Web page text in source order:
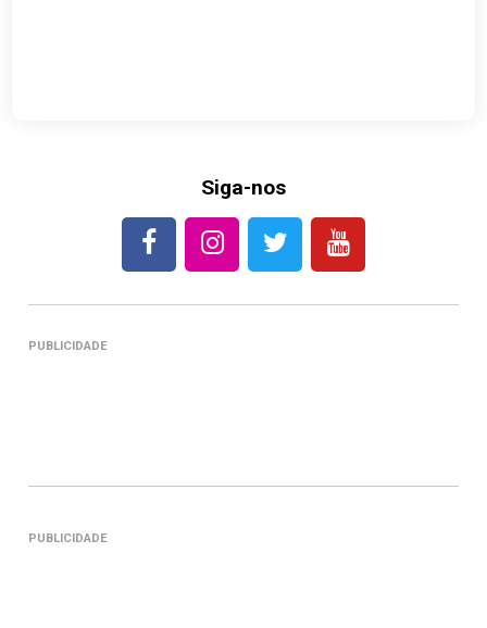
Siga-nos
PUBLICIDADE
PUBLICIDADE